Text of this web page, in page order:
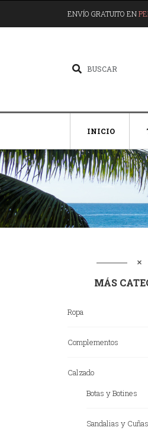
ENVÍO GRATUITO EN
INICIO
MÁS
Ropa
Complementos
Calzado
Botas y Botines
Sandalias y Cuñas